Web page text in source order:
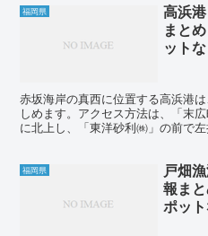
福岡県
高浜
まと
ット
赤坂海岸の真西に位置する高浜港
しめます。アクセス方法は、「末
に北上し、「東洋砂利㈱」の前で
福岡県
戸畑
報ま
ポッ